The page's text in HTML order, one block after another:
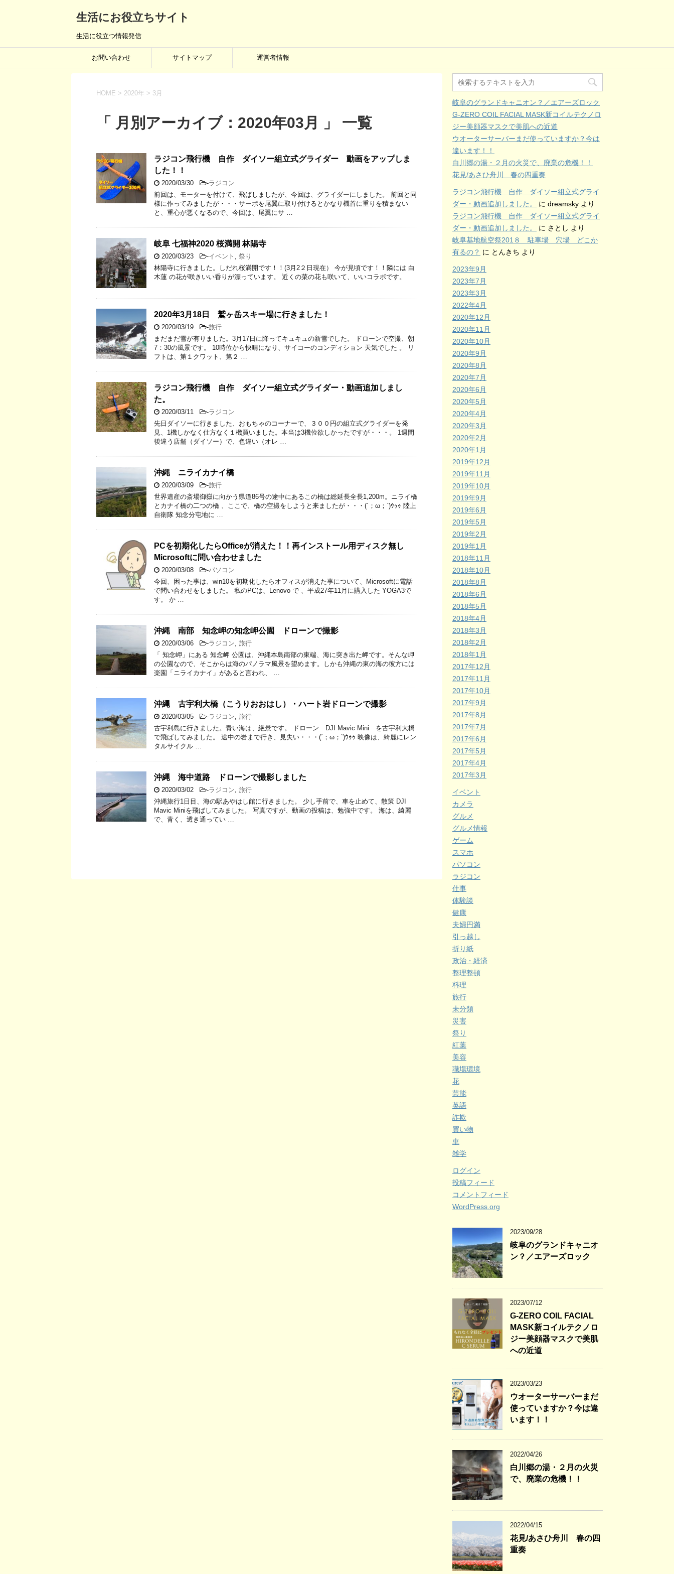
生活にお役立ちサイト
生活に役立つ情報発信
お問い合わせ サイトマップ 運営者情報
HOME > 2020年 > 3月
「 月別アーカイブ：2020年03月 」 一覧
ラジコン飛行機 自作 ダイソー組立式グライダー 動画をアップしま
した！！
2020/03/30 -ラジコン
前回は、モーターを付けて、飛ばしましたが、今回は、グライダーにしました。 前回と同
様に作ってみましたが・・・サーボを尾翼に取り付けるとかなり機首に重りを積まない
と、重心が悪くなるので、今回は、尾翼にサ …
岐阜 七福神2020 桜満開 林陽寺
2020/03/23 -イベント , 祭り
林陽寺に行きました。しだれ桜満開です！！(3月2２日現在） 今が見頃です！！隣には 白
木蓮 の花が咲きいい香りが漂っています。 近くの菜の花も咲いて、いいコラボです。
2020年3月18日 鷲ヶ岳スキー場に行きました！
2020/03/19 -旅行
まだまだ雪が有りました。3月17日に降ってキュキュの新雪でした。 ドローンで空撮、朝
7：30の風景です。 10時位から快晴になり、サイコーのコンディション 天気でした 。 リ
フトは、第１クワット、第２ …
ラジコン飛行機 自作 ダイソー組立式グライダー・動画追加しまし
た。
2020/03/11 -ラジコン
先日ダイソーに行きました、おもちゃのコーナーで、３００円の組立式グライダーを発
見、1機しかなく仕方なく１機買いました。本当は3機位欲しかったですが・・・。 1週間
後違う店舗（ダイソー）で、色違い（オレ …
沖縄 ニライカナイ橋
2020/03/09 -旅行
世界遺産の斎場御嶽に向かう県道86号の途中にあるこの橋は総延長全長1,200m。ニライ橋
とカナイ橋の二つの橋 、ここで、橋の空撮をしようと来ましたが・・・(´；ω；`)ｳｩｩ 陸上
自衛隊 知念分屯地に …
PCを初期化したらOfficeが消えた！！再インストール用ディスク無し
Microsoftに問い合わせました
2020/03/08 -パソコン
今回、困った事は、win10を初期化したらオフィスが消えた事について、Microsoftに電話
で問い合わせをしました。 私のPCは、Lenovo で 、平成27年11月に購入した YOGA3で
す。 か …
沖縄 南部 知念岬の知念岬公園 ドローンで撮影
2020/03/06 -ラジコン, 旅行
「 知念岬」にある 知念岬 公園は、沖縄本島南部の東端、海に突き出た岬です。そんな岬
の公園なので、そこからは海のパノラマ風景を望めます。しかも沖縄の東の海の彼方には
楽園「ニライカナイ」があると言われ、 …
沖縄 古宇利大橋（こうりおおはし）・ハート岩ドローンで撮影
2020/03/05 -ラジコン, 旅行
古宇利島に行きました。青い海は、絶景です。 ドローン DJI Mavic Mini を古宇利大橋
で飛ばしてみました。 途中の岩まで行き、見失い・・・(´；ω；`)ｳｩｩ 映像は、綺麗にレン
タルサイクル …
沖縄 海中道路 ドローンで撮影しました
2020/03/02 -ラジコン, 旅行
沖縄旅行1日目、海の駅あやはし館に行きました。 少し手前で、車を止めて、散策 DJI
Mavic Miniを飛ばしてみました。 写真ですが、動画の投稿は、勉強中です。 海は、綺麗
で、青く、透き通ってい …
岐阜のグランドキャニオン？／エアーズロック
G-ZERO COIL FACIAL MASK新コイルテクノロ
ジー美顔器マスクで美肌への近道
ウオーターサーバーまだ使っていますか？今は
違います！！
白川郷の湯・２月の火災で、廃業の危機！！
花見/あさひ舟川 春の四重奏
ラジコン飛行機 自作 ダイソー組立式グライ
ダー・動画追加しました。
に dreamsky より
ラジコン飛行機 自作 ダイソー組立式グライ
ダー・動画追加しました。
に さとし より
岐阜基地航空祭201８ 駐車場 穴場 どこか
有るの？ に とんきち より
2023年9月
2023年7月
2023年3月
2022年4月
2020年12月
2020年11月
2020年10月
2020年9月
2020年8月
2020年7月
2020年6月
2020年5月
2020年4月
2020年3月
2020年2月
2020年1月
2019年12月
2019年11月
2019年10月
2019年9月
2019年6月
2019年5月
2019年2月
2019年1月
2018年11月
2018年10月
2018年8月
2018年6月
2018年5月
2018年4月
2018年3月
2018年2月
2018年1月
2017年12月
2017年11月
2017年10月
2017年9月
2017年8月
2017年7月
2017年6月
2017年5月
2017年4月
2017年3月
イベント
カメラ
グルメ
グルメ情報
ゲーム
スマホ
パソコン
ラジコン
仕事
体験談
健康
夫婦円満
引っ越し
折り紙
政治・経済
整理整頓
料理
旅行
未分類
災害
祭り
紅葉
美容
職場環境
花
芸能
英語
詐欺
買い物
車
雑学
ログイン
投稿フィード
コメントフィード
WordPress.org
2023/09/28
岐阜のグランドキャニオ
ン？／エアーズロック
2023/07/12
G-ZERO COIL FACIAL
MASK新コイルテクノロ
ジー美顔器マスクで美肌
への近道
2023/03/23
ウオーターサーバーまだ
使っていますか？今は違
います！！
2022/04/26
白川郷の湯・２月の火災
で、廃業の危機！！
2022/04/15
花見/あさひ舟川 春の四
重奏